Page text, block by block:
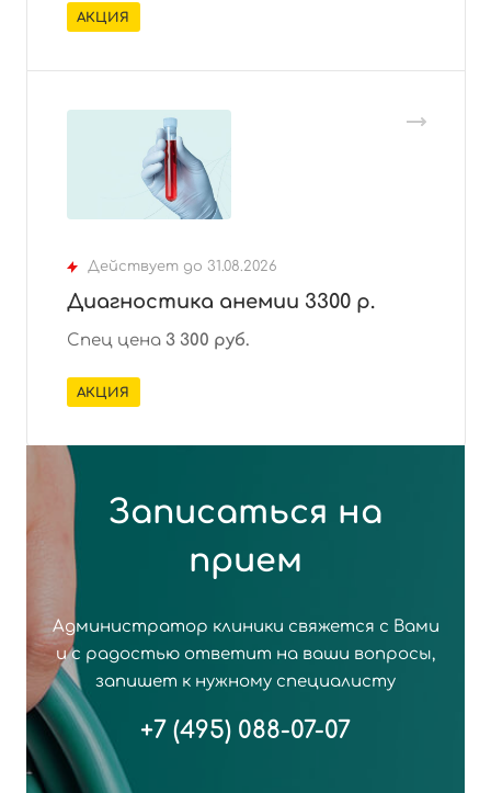
Записаться на
прием
Администратор клиники свяжется с Вами
и с радостью ответит на ваши вопросы,
запишет к нужному специалисту
+7 (495) 088-07-07
АКЦИЯ
Действует до 31.08.2026
Диагностика анемии 3300 р.
Спец цена 3 300 руб.
АКЦИЯ